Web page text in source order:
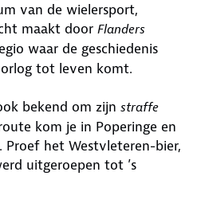
van de wielersport,
maakt door Flanders
waar de geschiedenis
tot leven komt.
bekend om zijn straffe
kom je in Poperinge en
Proef het Westvleteren-bier,
uitgeroepen tot ’s